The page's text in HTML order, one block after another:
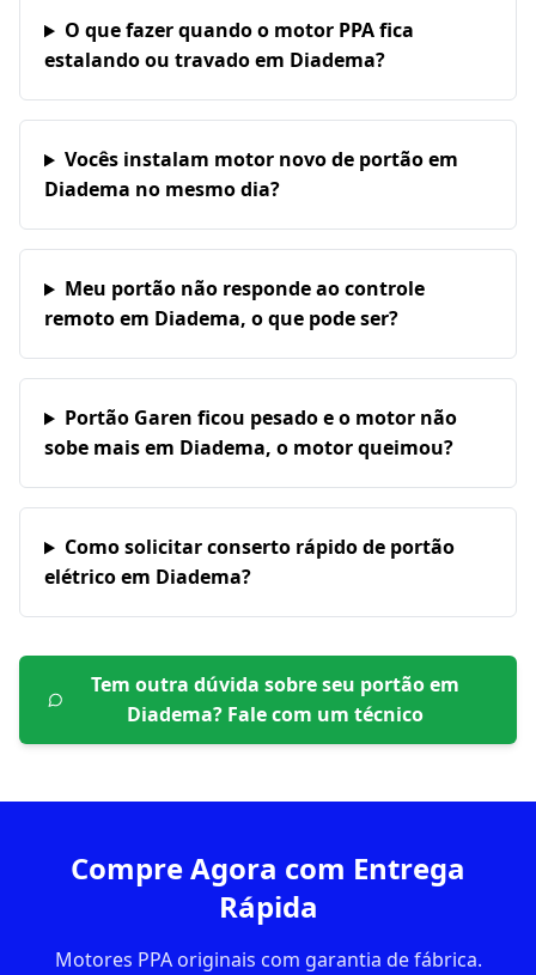
O que fazer quando o motor PPA fica
estalando ou travado em Diadema?
Vocês instalam motor novo de portão em
Diadema no mesmo dia?
Meu portão não responde ao controle
remoto em Diadema, o que pode ser?
Portão Garen ficou pesado e o motor não
sobe mais em Diadema, o motor queimou?
Como solicitar conserto rápido de portão
elétrico em Diadema?
Tem outra dúvida sobre seu portão em
Diadema? Fale com um técnico
Compre Agora com Entrega
Rápida
Motores PPA originais com garantia de fábrica.